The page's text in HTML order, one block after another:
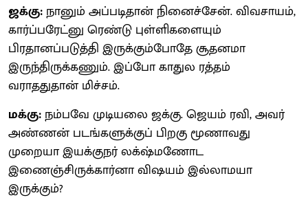
ஜக்கு:நானும் அப்படிதான் நினைச்சேன். விவசாயம்,
கார்ப்பரேட்னு ரெண்டு புள்ளிகளையும்
பிரதானப்படுத்தி இருக்கும்போதே சூதனமா
இருந்திருக்கணும். இப்போ காதுல ரத்தம்
வராததுதான் மிச்சம்.
மக்கு:நம்பவே முடியலை ஜக்கு. ஜெயம் ரவி, அவர்
அண்ணன் படங்களுக்குப் பிறகு மூணாவது
முறையா இயக்குநர் லக்‌ஷ்மணோட
இணைஞ்சிருக்கார்னா விஷயம் இல்லாமயா
இருக்கும்?